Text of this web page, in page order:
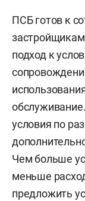
ПСБ готов к
подход к
условия по
Чем больше
меньше
предложить